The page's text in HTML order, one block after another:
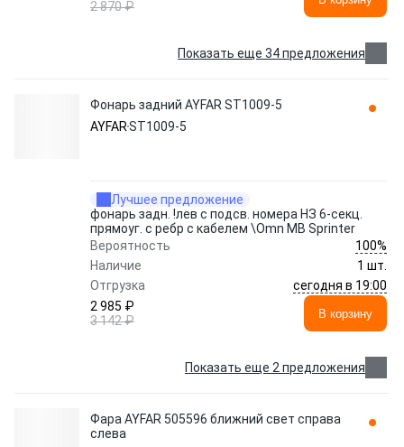
2 870 ₽
Показать еще 34 предложения
Фонарь задний AYFAR ST1009-5
AYFARST1009-5
Лучшее предложение
фонарь задн. !лев с подсв. номера НЗ 6-секц.
прямоуг. с ребр с кабелем \Omn MB Sprinter
Вероятность
100%
Наличие
1 шт.
Отгрузка
сегодня в 19:00
2 985 ₽
3 142 ₽
В корзину
Показать еще 2 предложения
Фара AYFAR 505596 ближний свет справа
слева